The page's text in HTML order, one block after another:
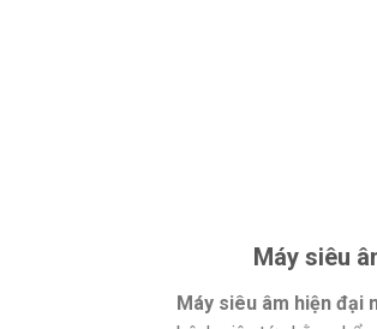
Máy siêu
Máy siêu âm hiện đại